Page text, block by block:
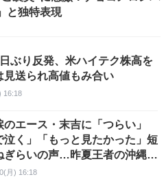
と独特表現
ぶり反発、米ハイテク株高を
送られ高値もみ合い
16:18
のエース・末吉に「つらい」
泣く」「もっと見たかった」短
ぎらいの声…昨夏王者の沖縄尚
月) 16:18